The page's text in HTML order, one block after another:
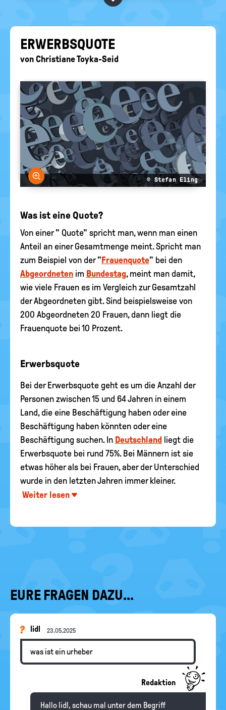
politische
EURE AKTUELLEN FRAGEN...
ER­WERBS­QUO­TE
von Christiane Toyka-Seid
Bild vergrößern
© Stefan Eling
Was ist eine Quote?
Von einer " Quote" spricht man, wenn man einen
Anteil an einer Gesamtmenge meint. Spricht man
zum Beispiel von der " Frauenquote" bei den
Abgeordneten im Bundestag, meint man damit,
wie viele Frauen es im Vergleich zur Gesamtzahl
der Abgeordneten gibt. Sind beispielsweise von
200 Abgeordneten 20 Frauen, dann liegt die
Frauenquote bei 10 Prozent.
Erwerbsquote
Bei der Erwerbsquote geht es um die Anzahl der
Personen zwischen 15 und 64 Jahren in einem
Land, die eine Beschäftigung haben oder eine
Beschäftigung haben könnten oder eine
Beschäftigung suchen. In Deutschland liegt die
Erwerbsquote bei rund 75%. Bei Männern ist sie
etwas höher als bei Frauen, aber der Unterschied
wurde in den letzten Jahren immer kleiner.
Weiter lesen
EURE FRAGEN DAZU...
lidl 23.05.2025
was ist ein urheber
Redaktion
Hallo lidl, schau mal unter dem Begriff